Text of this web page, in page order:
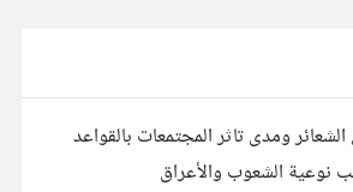
ومدى تاثر المجتمعات بالقواعد
نوعية الشعوب والأعراق